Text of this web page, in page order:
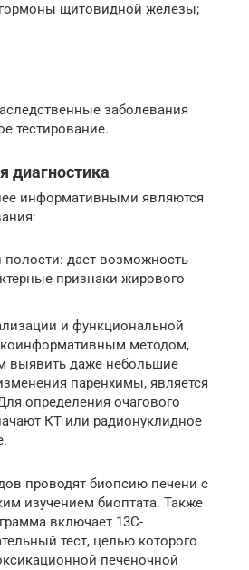
щитовидной железы;
заболевания
тестирование.
диагностика
информативными являются
дает возможность
признаки жирового
и функциональной
методом,
выявить даже небольшие
паренхимы, является
определения очагового
КТ или радионуклидное
проводят биопсию печени с
изучением биоптата. Также
включает 13С-
тест, целью которого
печеночной